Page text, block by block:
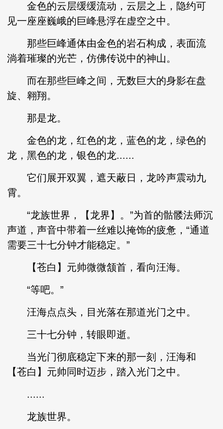
金色的云层缓缓流动，云层之上，隐约可
见一座座巍峨的巨峰悬浮在虚空之中。
那些巨峰通体由金色的岩石构成，表面流
淌着璀璨的光芒，仿佛传说中的神山。
而在那些巨峰之间，无数巨大的身影在盘
旋、翱翔。
那是龙。
金色的龙，红色的龙，蓝色的龙，绿色的
龙，黑色的龙，银色的龙......
它们展开双翼，遮天蔽日，龙吟声震动九
霄。
“龙族世界，【龙界】。”为首的骷髅法师沉
声道，声音中带着一丝难以掩饰的疲惫，“通道
需要三十七分钟才能稳定。”
【苍白】元帅微微颔首，看向汪海。
“等吧。”
汪海点点头，目光落在那道光门之中。
三十七分钟，转眼即逝。
当光门彻底稳定下来的那一刻，汪海和
【苍白】元帅同时迈步，踏入光门之中。
......
龙族世界。